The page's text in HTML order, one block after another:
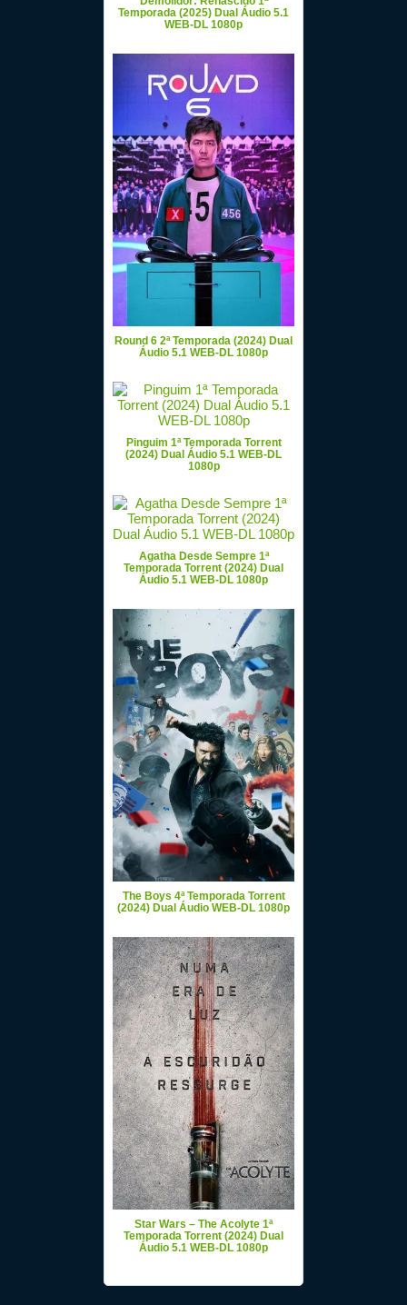
Temporada (2025) Dual Áudio 5.1
WEB-DL 1080p
Round 6 2ª Temporada (2024) Dual
Áudio 5.1 WEB-DL 1080p
Pinguim 1ª Temporada Torrent
(2024) Dual Áudio 5.1 WEB-DL
1080p
Agatha Desde Sempre 1ª
Temporada Torrent (2024) Dual
Áudio 5.1 WEB-DL 1080p
The Boys 4ª Temporada Torrent
(2024) Dual Áudio WEB-DL 1080p
Star Wars – The Acolyte 1ª
Temporada Torrent (2024) Dual
Áudio 5.1 WEB-DL 1080p